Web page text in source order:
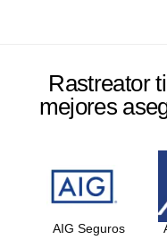
Rastreator
mejores
AIG Seguros